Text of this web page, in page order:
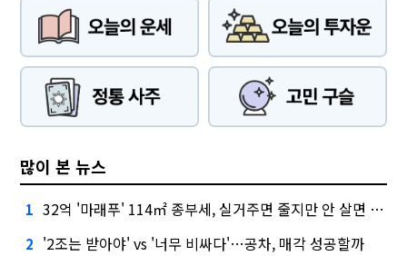
많이 본 뉴스
1 32억 '마래푸' 114㎡ 종부세, 실거주면 줄지만 안 살면 2.5배
2 '2조는 받아야' vs '너무 비싸다'…공차, 매각 성공할까